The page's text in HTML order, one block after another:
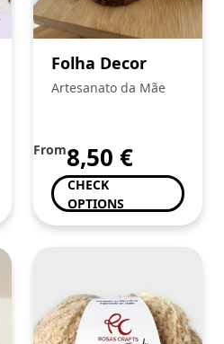
Folha Decor
Artesanato da Mãe
From8,50 €
CHECK
OPTIONS